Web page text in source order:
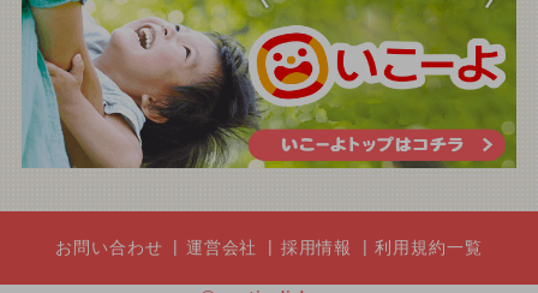
お問い合わせ 運営会社 採用情報 利用規約一覧